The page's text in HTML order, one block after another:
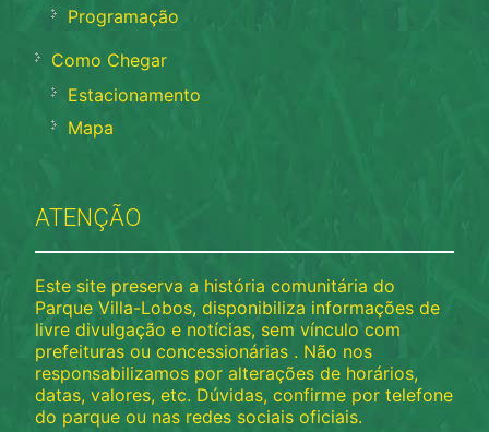
Programação
Como Chegar
Estacionamento
Mapa
ATENÇÃO
Este site preserva a história comunitária do
Parque Villa-Lobos, disponibiliza informações de
livre divulgação e notícias, sem vínculo com
prefeituras ou concessionárias . Não nos
responsabilizamos por alterações de horários,
datas, valores, etc. Dúvidas, confirme por telefone
do parque ou nas redes sociais oficiais.